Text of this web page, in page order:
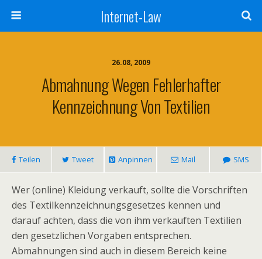
Internet-Law
26.08, 2009
Abmahnung Wegen Fehlerhafter
Kennzeichnung Von Textilien
Teilen Tweet Anpinnen Mail SMS
Wer (online) Kleidung verkauft, sollte die Vorschriften
des Textilkennzeichnungsgesetzes kennen und
darauf achten, dass die von ihm verkauften Textilien
den gesetzlichen Vorgaben entsprechen.
Abmahnungen sind auch in diesem Bereich keine